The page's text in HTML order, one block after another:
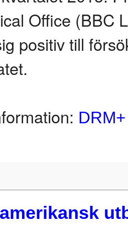
Office (BBC
positiv till